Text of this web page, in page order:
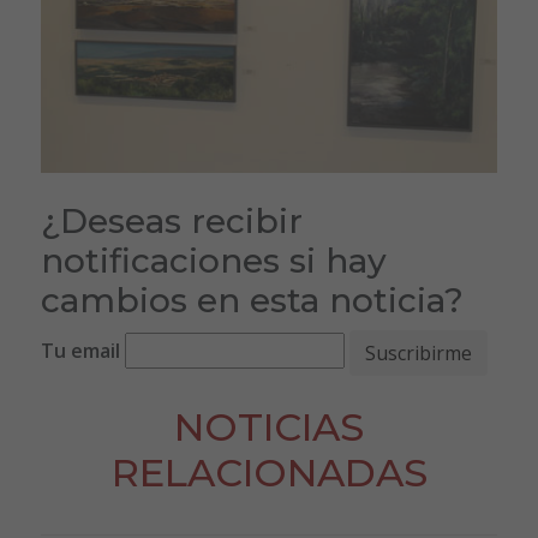
¿Deseas recibir
notificaciones si hay
cambios en esta noticia?
Tu email
NOTICIAS
RELACIONADAS